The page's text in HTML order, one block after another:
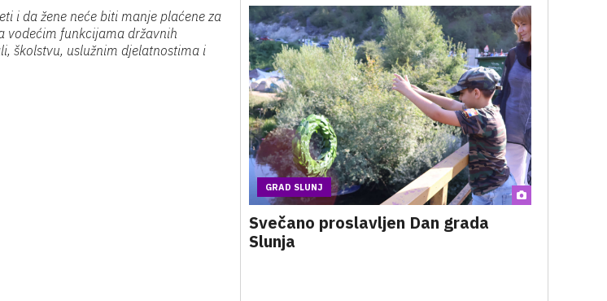
i da žene neće biti manje plaćene za
vodećim funkcijama državnih
školstvu, uslužnim djelatnostima i
GRAD SLUNJ
Svečano proslavljen Dan grada
Slunja